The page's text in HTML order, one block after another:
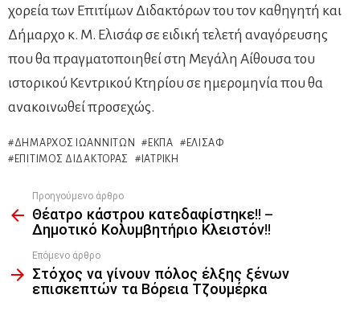
χορεία των Επιτίμων Διδακτόρων του τον καθηγητή και
Δήμαρχο κ. Μ. Ελισάφ σε ειδική τελετή αναγόρευσης
που θα πραγματοποιηθεί στη Μεγάλη Αίθουσα του
ιστορικού Κεντρικού Κτηρίου σε ημερομηνία που θα
ανακοινωθεί προσεχώς.
ΔΉΜΑΡΧΟΣ ΙΩΑΝΝΙΤΏΝ ΕΚΠΑ
ΕΛΙΣΆΦ
ΕΠΊΤΙΜΟΣ ΔΙΔΆΚΤΟΡΑΣ
ΙΑΤΡΙΚΉ
more
Προηγούμενο άρθρο
Θέατρο κάστρου κατεδαφίστηκε!! –
Δημοτικό Κολυμβητήριο Κλειστόν!!
Επόμενο άρθρο
Στόχος να γίνουν πόλος έλξης ξένων
επισκεπτών τα Βόρεια Τζουμέρκα